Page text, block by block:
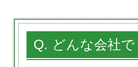
Q. どんな会社